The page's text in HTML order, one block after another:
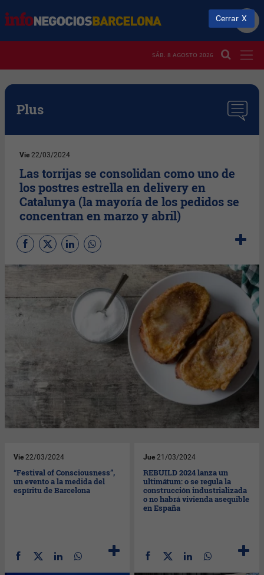
SÁB. 8 AGOSTO 2026
Plus
Vie 22/03/2024
Las torrijas se consolidan como uno de
los postres estrella en delivery en
Catalunya (la mayoría de los pedidos se
concentran en marzo y abril)
Vie 22/03/2024
“Festival of Consciousness”,
un evento a la medida del
espíritu de Barcelona
Jue 21/03/2024
REBUILD 2024 lanza un
ultimátum: o se regula la
construcción industrializada
o no habrá vivienda asequible
en España
Cerrar